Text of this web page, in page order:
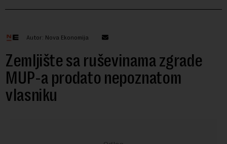
Autor: Nova Ekonomija
Zemljište sa ruševinama zgrade
MUP-a prodato nepoznatom
vlasniku